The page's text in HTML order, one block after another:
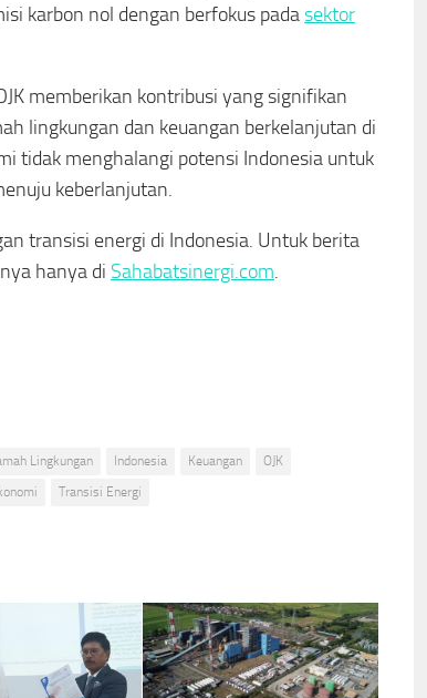
karbon nol dengan berfokus padasektor
memberikan kontribusi yang signifikan
lingkungan dan keuangan berkelanjutan di
tidak menghalangi potensi Indonesia untuk
keberlanjutan.
transisi energi di Indonesia. Untuk berita
hanya di Sahabatsinergi.com.
Lingkungan Indonesia Keuangan
OJK
Transisi Energi